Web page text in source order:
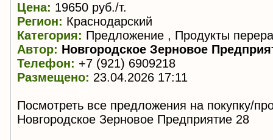
Цена: 19650 руб./т.
Регион: Краснодарский
Категория: Предложение , Продукты
Автор: Новгородское Зерновое
Телефон: +7 (921) 6909218
Размещено: 23.04.2026 17:11
Посмотреть все предложения на покупку/
Новгородское Зерновое Предприятие 28